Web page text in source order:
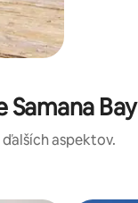
Bay
aspektov.